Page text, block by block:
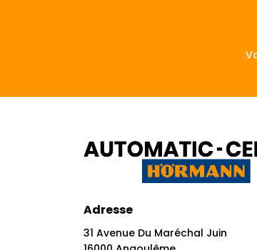
Adresse
31 Avenue Du Maréchal Juin